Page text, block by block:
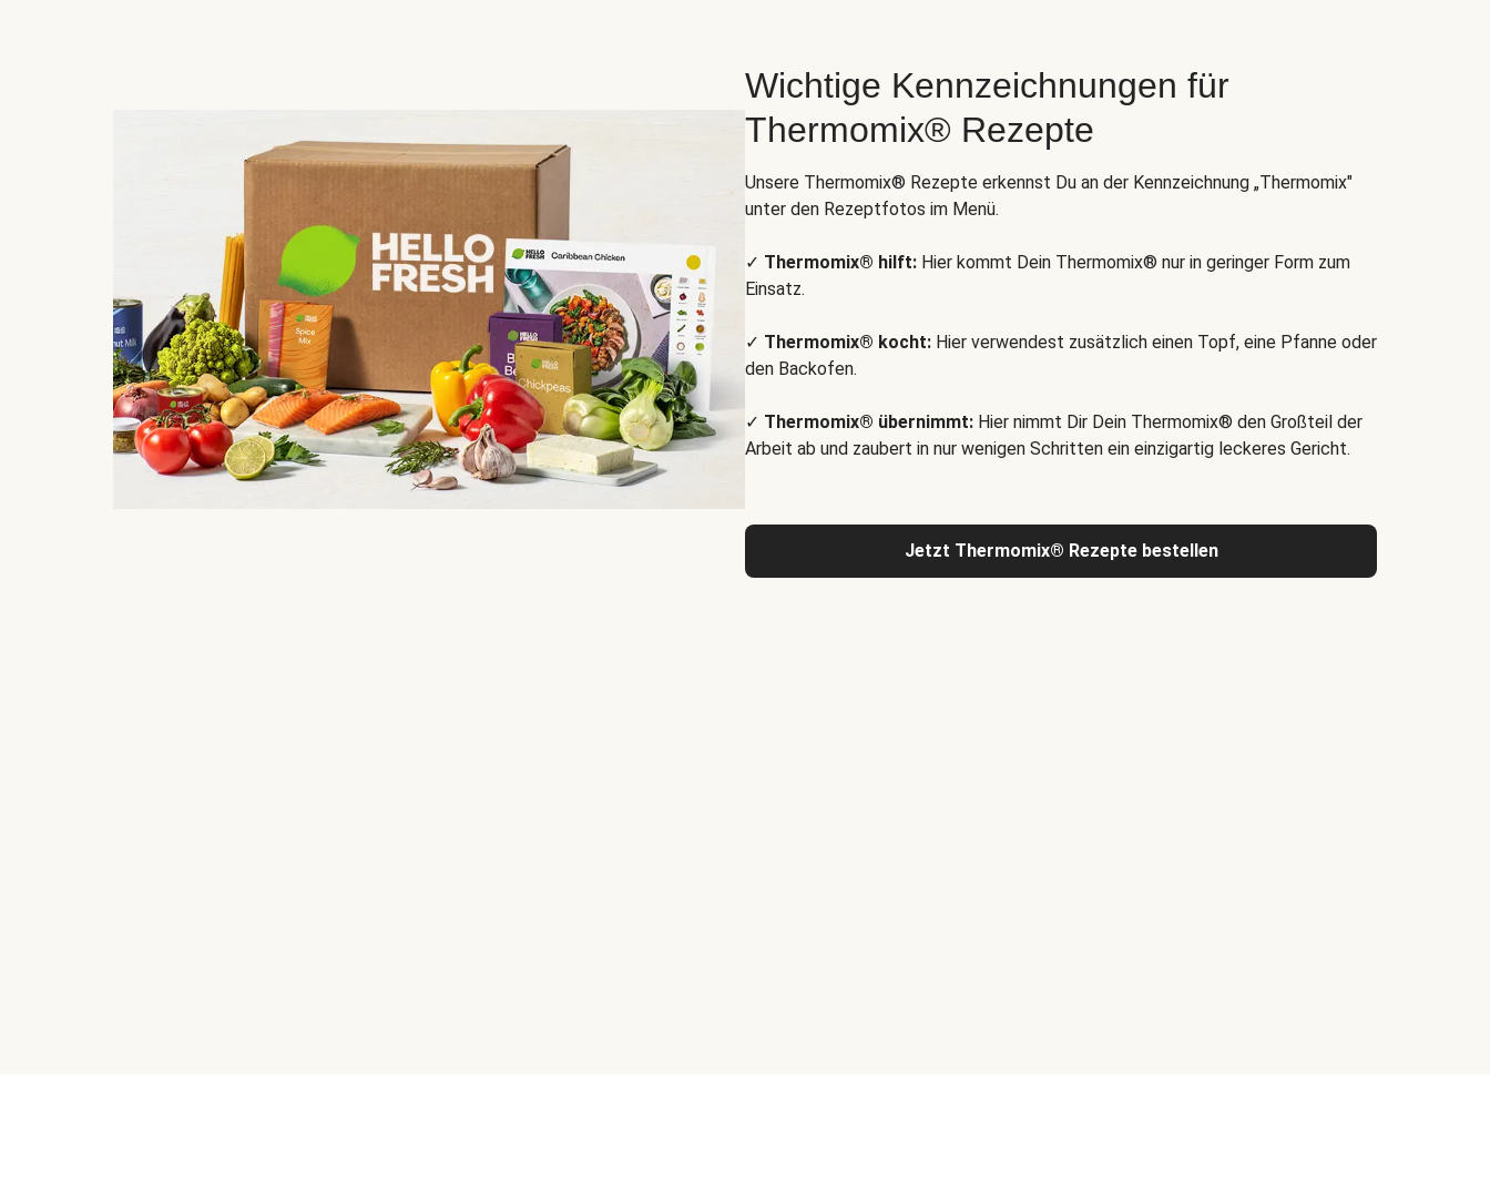
Wichtige Kennzeichnungen für
Thermomix® Rezepte
Unsere Thermomix® Rezepte erkennst Du an der Kennzeichnung „Thermomix"
unter den Rezeptfotos im Menü.
✓ Thermomix® hilft: Hier kommt Dein Thermomix® nur in geringer Form zum
Einsatz.
✓ Thermomix® kocht: Hier verwendest zusätzlich einen Topf, eine Pfanne oder
den Backofen.
✓ Thermomix® übernimmt: Hier nimmt Dir Dein Thermomix® den Großteil der
Arbeit ab und zaubert in nur wenigen Schritten ein einzigartig leckeres Gericht.
Jetzt Thermomix® Rezepte bestellen